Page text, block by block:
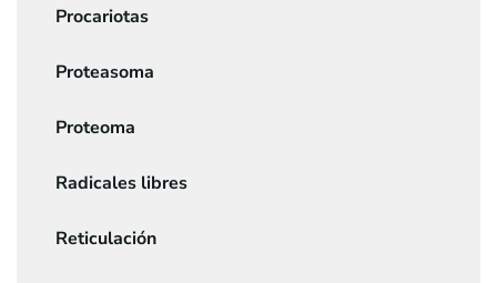
Procariotas
Proteasoma
Proteoma
Radicales libres
Reticulación